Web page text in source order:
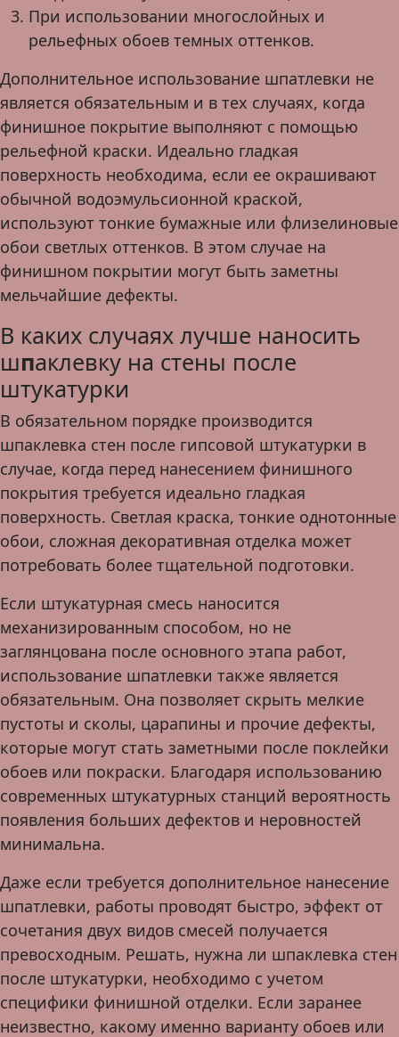
При использовании многослойных и
рельефных обоев темных оттенков.
Дополнительное использование шпатлевки не
является обязательным и в тех случаях, когда
финишное покрытие выполняют с помощью
рельефной краски. Идеально гладкая
поверхность необходима, если ее окрашивают
обычной водоэмульсионной краской,
используют тонкие бумажные или флизелиновые
обои светлых оттенков. В этом случае на
финишном покрытии могут быть заметны
мельчайшие дефекты.
В каких случаях лучше наносить
шпаклевку на стены после
штукатурки
В обязательном порядке производится
шпаклевка стен после гипсовой штукатурки в
случае, когда перед нанесением финишного
покрытия требуется идеально гладкая
поверхность. Светлая краска, тонкие однотонные
обои, сложная декоративная отделка может
потребовать более тщательной подготовки.
Если штукатурная смесь наносится
механизированным способом, но не
заглянцована после основного этапа работ,
использование шпатлевки также является
обязательным. Она позволяет скрыть мелкие
пустоты и сколы, царапины и прочие дефекты,
которые могут стать заметными после поклейки
обоев или покраски. Благодаря использованию
современных штукатурных станций вероятность
появления больших дефектов и неровностей
минимальна.
Даже если требуется дополнительное нанесение
шпатлевки, работы проводят быстро, эффект от
сочетания двух видов смесей получается
превосходным. Решать, нужна ли шпаклевка стен
после штукатурки, необходимо с учетом
специфики финишной отделки. Если заранее
неизвестно, какому именно варианту обоев или